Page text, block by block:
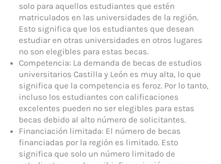
solo para aquellos estudiantes que estén
matriculados en las universidades de la región.
Esto significa que los estudiantes que desean
estudiar en otras universidades en otros lugares
no son elegibles para estas becas.
Competencia: La demanda de becas de estudios
universitarios Castilla y León es muy alta, lo que
significa que la competencia es feroz. Por lo tanto,
incluso los estudiantes con calificaciones
excelentes pueden no ser elegibles para estas
becas debido al alto número de solicitantes.
Financiación limitada: El número de becas
financiadas por la región es limitado. Esto
significa que solo un número limitado de